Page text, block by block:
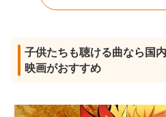
子供たちも聴ける曲なら国
映画がおすすめ